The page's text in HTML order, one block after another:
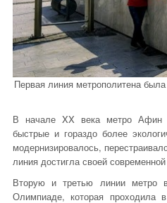
Первая линия метрополитена
В начале XX века метро Афин
быстрые и гораздо более
модернизировалось,
линия достигла своей
Вторую и третью линии метро
Олимпиаде, которая проходила